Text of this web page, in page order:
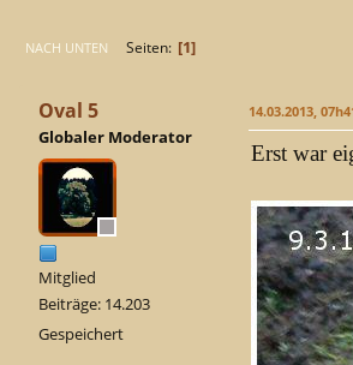
NACH UNTEN Seiten 1
Oval 5
Globaler Moderator
Mitglied
Beiträge: 14.203
Gespeichert
14.03.2013,
Erst war